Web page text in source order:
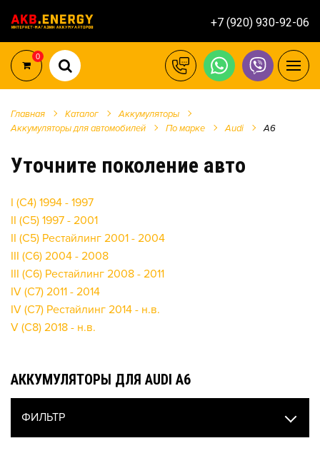
+7 (920) 930-92-06
0
Главная Каталог
Аккумуляторы
Аккумуляторы для автомобилей
По марке Audi A6
Уточните поколение авто
I (C4) 1994 - 1997
II (C5) 1997 - 2001
II (C5) Рестайлинг 2001 - 2004
III (C6) 2004 - 2008
III (C6) Рестайлинг 2008 - 2011
IV (C7) 2011 - 2014
IV (C7) Рестайлинг 2014 - н.в.
V (C8) 2018 - н.в.
АККУМУЛЯТОРЫ ДЛЯ AUDI A6
ФИЛЬТР